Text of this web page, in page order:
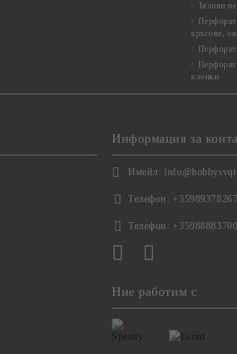
Ъглови
кръгове,
клонки
Информация за
Имейл:
Телефон:
Телефон:
Ние работим с